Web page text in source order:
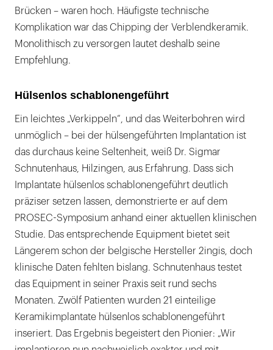
Brücken – waren hoch. Häufigste technische
Komplikation war das Chipping der Verblendkeramik.
Monolithisch zu versorgen lautet deshalb seine
Empfehlung.
Hülsenlos schablonengeführt
Ein leichtes „Verkippeln“, und das Weiterbohren wird
unmöglich – bei der hülsengeführten Implantation ist
das durchaus keine Seltenheit, weiß Dr. Sigmar
Schnutenhaus, Hilzingen, aus Erfahrung. Dass sich
Implantate hülsenlos schablonengeführt deutlich
präziser setzen lassen, demonstrierte er auf dem
PROSEC-Symposium anhand einer aktuellen klinischen
Studie. Das entsprechende Equipment bietet seit
Längerem schon der belgische Hersteller 2ingis, doch
klinische Daten fehlten bislang. Schnutenhaus testet
das Equipment in seiner Praxis seit rund sechs
Monaten. Zwölf Patienten wurden 21 einteilige
Keramikimplantate hülsenlos schablonengeführt
inseriert. Das Ergebnis begeistert den Pionier: „Wir